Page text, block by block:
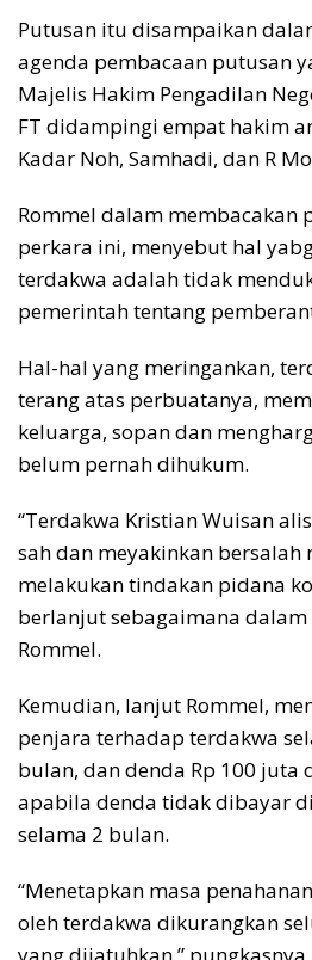
Putusan itu disampaikan
agenda pembacaan putusan
Majelis Hakim Pengadilan
FT didampingi empat hakim
Kadar Noh, Samhadi, dan R
Rommel dalam membacakan
perkara ini, menyebut hal
terdakwa adalah tidak
pemerintah tentang
Hal-hal yang meringankan,
terang atas perbuatanya,
keluarga, sopan dan
belum pernah dihukum.
“Terdakwa Kristian Wuisan
sah dan meyakinkan bersalah
melakukan tindakan pidana
berlanjut sebagaimana dalam
Rommel.
Kemudian, lanjut Rommel,
penjara terhadap terdakwa
bulan, dan denda Rp 100 juta
apabila denda tidak dibayar
selama 2 bulan.
“Menetapkan masa
oleh terdakwa dikurangkan